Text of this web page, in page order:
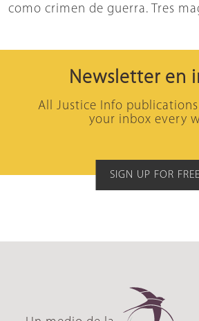
como crimen de guerra. Tres
Newsletter en
All Justice Info
your inbox every
SIGN UP FOR FREE